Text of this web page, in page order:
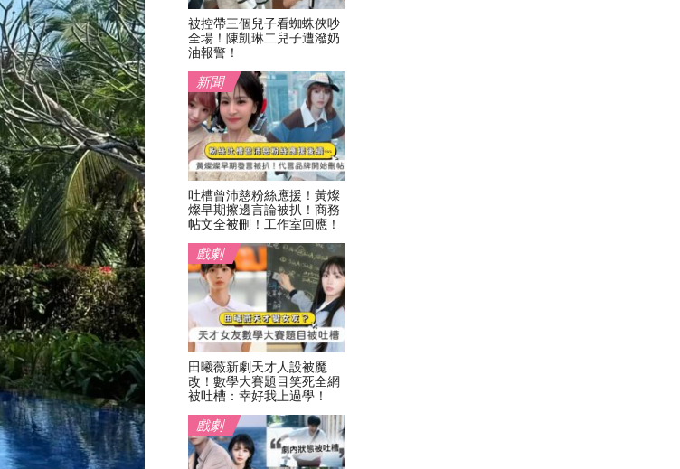
被控帶三個兒子看蜘蛛俠吵
全場！陳凱琳二兒子遭潑奶
油報警！
新聞
吐槽曾沛慈粉絲應援！黃燦
燦早期擦邊言論被扒！商務
帖文全被刪！工作室回應！
戲劇
田曦薇新劇天才人設被魔
改！數學大賽題目笑死全網
被吐槽：幸好我上過學！
戲劇